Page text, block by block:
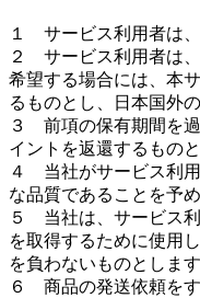
１ サービス利用者は、
２ サービス利用者は
希望する場合には、本
るものとし、日本国外
３ 前項の保有期間を
イントを返還するものと
４ 当社がサービス利用
な品質であることを予
５ 当社は、サービス
を取得するために使用
を負わないものとします
６ 商品の発送依頼をす